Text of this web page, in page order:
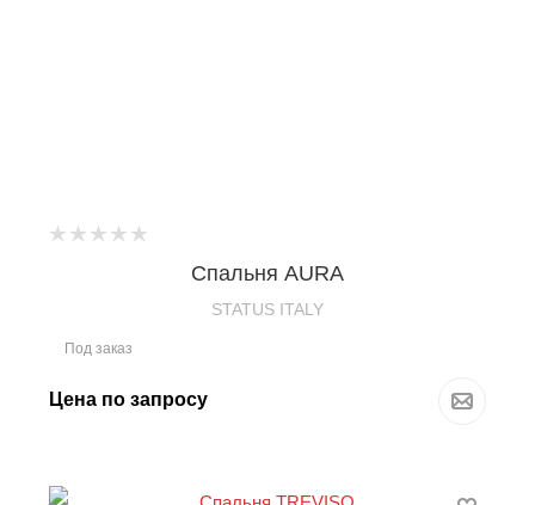
Спальня AURA
STATUS ITALY
Под заказ
Цена по запросу